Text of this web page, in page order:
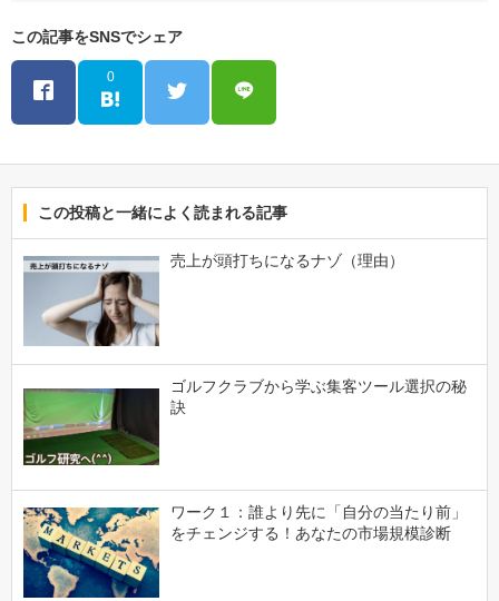
この記事をSNSでシェア
0
この投稿と一緒によく読まれる記事
売上が頭打ちになるナゾ（理由）
ゴルフクラブから学ぶ集客ツール選択の秘
訣
ワーク１：誰より先に「自分の当たり前」
をチェンジする！あなたの市場規模診断